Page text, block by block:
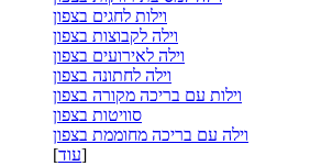
וילות לחגים בצפון
וילה לקבוצות בצפון
וילה לאירועים בצפון
וילה לחתונה בצפון
וילות עם בריכה מקורה בצפון
סוויטות בצפון
וילה עם בריכה מחוממת בצפון
[עוד]